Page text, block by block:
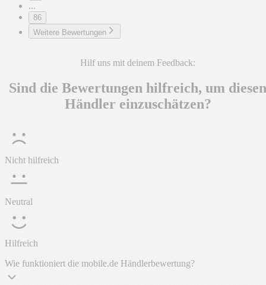
...
86
Weitere Bewertungen
Hilf uns mit deinem Feedback:
Sind die Bewertungen hilfreich, um diesen
Händler einzuschätzen?
Nicht hilfreich
Neutral
Hilfreich
Wie funktioniert die mobile.de Händlerbewertung?